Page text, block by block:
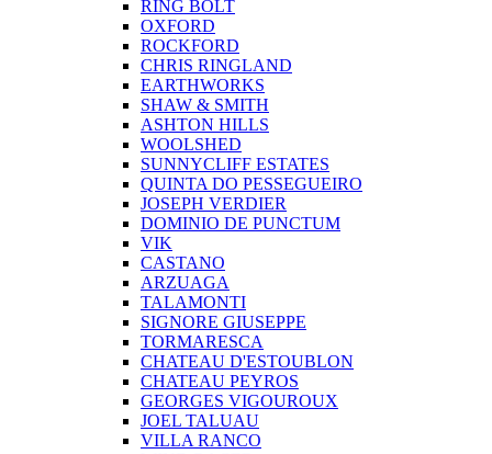
RING BOLT
OXFORD
ROCKFORD
CHRIS RINGLAND
EARTHWORKS
SHAW & SMITH
ASHTON HILLS
WOOLSHED
SUNNYCLIFF ESTATES
QUINTA DO PESSEGUEIRO
JOSEPH VERDIER
DOMINIO DE PUNCTUM
VIK
CASTANO
ARZUAGA
TALAMONTI
SIGNORE GIUSEPPE
TORMARESCA
CHATEAU D'ESTOUBLON
CHATEAU PEYROS
GEORGES VIGOUROUX
JOEL TALUAU
VILLA RANCO